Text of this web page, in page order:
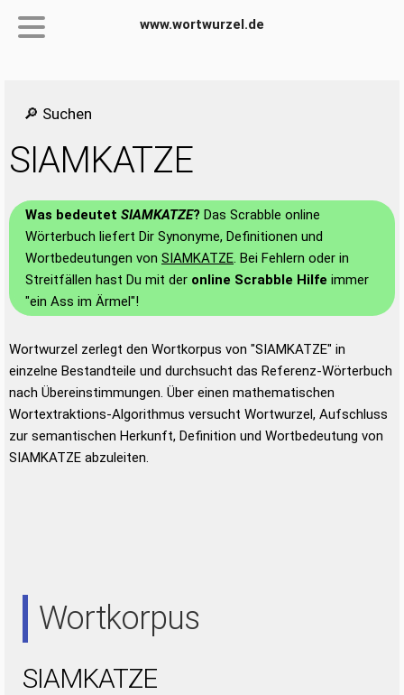
www.wortwurzel.de
🔎 Suchen
SIAMKATZE
Was bedeutet SIAMKATZE? Das Scrabble online
Wörterbuch liefert Dir Synonyme, Definitionen und
Wortbedeutungen von SIAMKATZE. Bei Fehlern oder in
Streitfällen hast Du mit der online Scrabble Hilfe immer
"ein Ass im Ärmel"!
Wortwurzel zerlegt den Wortkorpus von "SIAMKATZE" in
einzelne Bestandteile und durchsucht das Referenz-Wörterbuch
nach Übereinstimmungen. Über einen mathematischen
Wortextraktions-Algorithmus versucht Wortwurzel, Aufschluss
zur semantischen Herkunft, Definition und Wortbedeutung von
SIAMKATZE abzuleiten.
Wortkorpus
SIAMKATZE